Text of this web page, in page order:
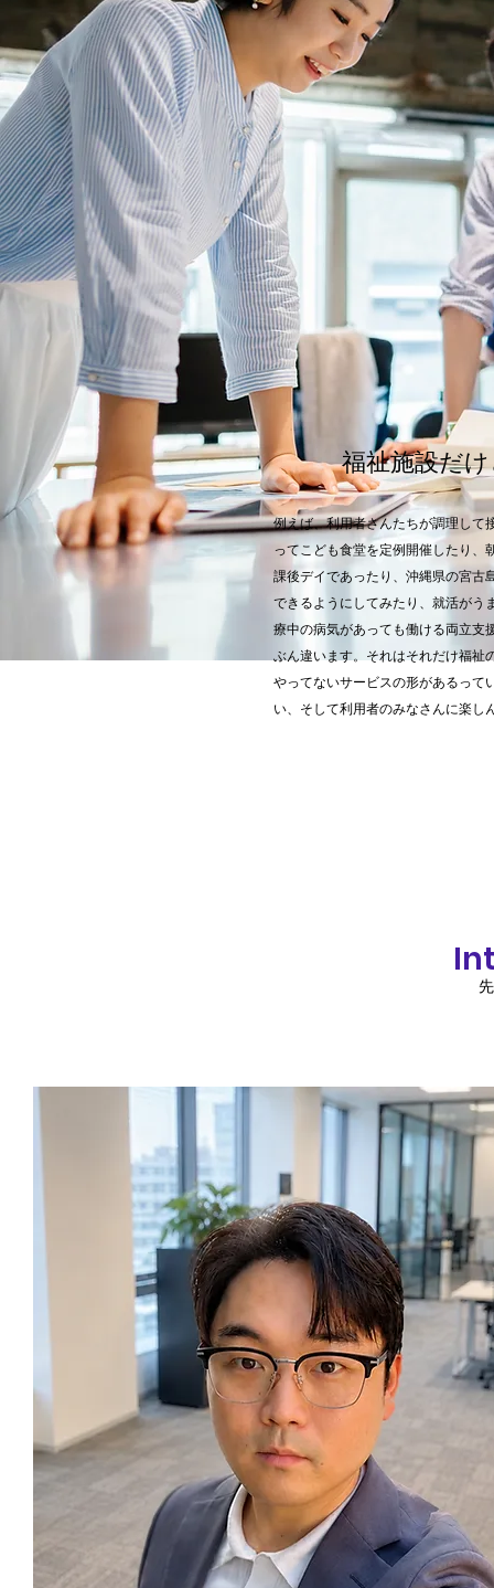
福祉施設だ
例えば、利用者さんたちが調理して
ってこども食堂を定例開催したり、
課後デイであったり、沖縄県の宮古
できるようにしてみたり、就活がう
療中の病気があっても働ける両立支
ぶん違います。それはそれだけ福祉
やってないサービスの形があるって
い、そして利用者のみなさんに楽し